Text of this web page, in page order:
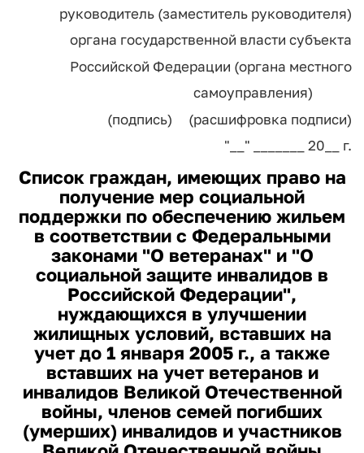
руководитель (заместитель руководителя)
органа государственной власти субъекта
Российской Федерации (органа местного
самоуправления)
(подпись) (расшифровка подписи)
"__" _______ 20__ г.
Список граждан, имеющих право на
получение мер социальной
поддержки по обеспечению жильем
в соответствии с Федеральными
законами "О ветеранах" и "О
социальной защите инвалидов в
Российской Федерации",
нуждающихся в улучшении
жилищных условий, вставших на
учет до 1 января 2005 г., а также
вставших на учет ветеранов и
инвалидов Великой Отечественной
войны, членов семей погибших
(умерших) инвалидов и участников